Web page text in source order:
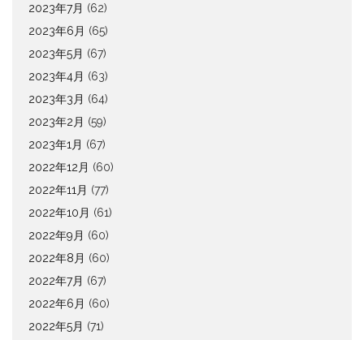
2023年7月 (62)
2023年6月 (65)
2023年5月 (67)
2023年4月 (63)
2023年3月 (64)
2023年2月 (59)
2023年1月 (67)
2022年12月 (60)
2022年11月 (77)
2022年10月 (61)
2022年9月 (60)
2022年8月 (60)
2022年7月 (67)
2022年6月 (60)
2022年5月 (71)